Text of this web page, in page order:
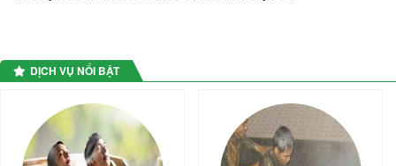
DỊCH VỤ NỔI BẬT